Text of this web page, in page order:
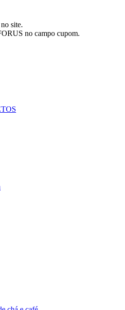
site.
no campo cupom.